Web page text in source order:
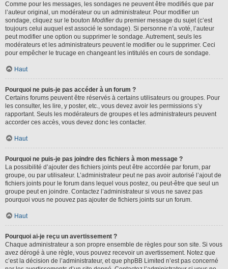
Comme pour les messages, les sondages ne peuvent être modifiés que par
l’auteur original, un modérateur ou un administrateur. Pour modifier un
sondage, cliquez sur le bouton Modifierdu premier message du sujet (c’est
toujours celui auquel est associé le sondage). Si personne n’a voté, l’auteur
peut modifier une option ou supprimer le sondage. Autrement, seuls les
modérateurs et les administrateurs peuvent le modifier ou le supprimer. Ceci
pour empêcher le trucage en changeant les intitulés en cours de sondage.
Haut
Pourquoi ne puis-je pas accéder à un forum ?
Certains forums peuvent être réservés à certains utilisateurs ou groupes. Pour
les consulter, les lire, y poster, etc., vous devez avoir les permissions s’y
rapportant. Seuls les modérateurs de groupes et les administrateurs peuvent
accorder ces accès, vous devez donc les contacter.
Haut
Pourquoi ne puis-je pas joindre des fichiers à mon message ?
La possibilité d’ajouter des fichiers joints peut être accordée par forum, par
groupe, ou par utilisateur. L’administrateur peut ne pas avoir autorisé l’ajout de
fichiers joints pour le forum dans lequel vous postez, ou peut-être que seul un
groupe peut en joindre. Contactez l’administrateur si vous ne savez pas
pourquoi vous ne pouvez pas ajouter de fichiers joints sur un forum.
Haut
Pourquoi ai-je reçu un avertissement ?
Chaque administrateur a son propre ensemble de règles pour son site. Si vous
avez dérogé à une règle, vous pouvez recevoir un avertissement. Notez que
c’est la décision de l’administrateur, et que phpBB Limited n’est pas concerné